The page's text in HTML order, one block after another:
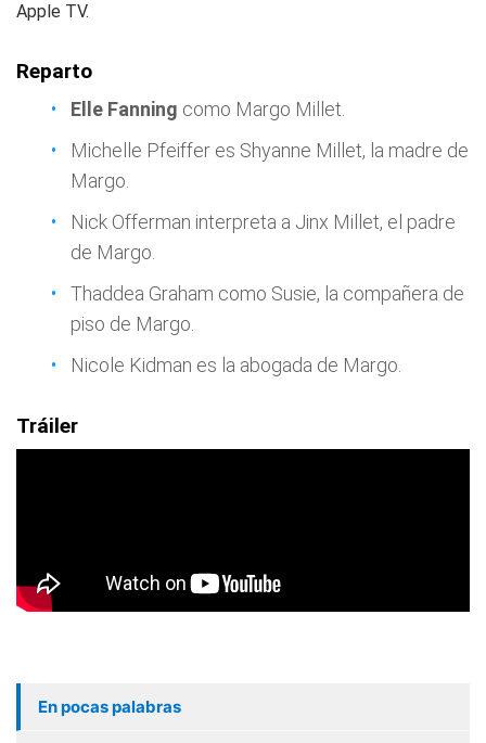
Apple TV.
Reparto
Elle Fanning como Margo Millet.
Michelle Pfeiffer es Shyanne Millet, la madre de
Margo.
Nick Offerman interpreta a Jinx Millet, el padre
de Margo.
Thaddea Graham como Susie, la compañera de
piso de Margo.
Nicole Kidman es la abogada de Margo.
Tráiler
En pocas palabras